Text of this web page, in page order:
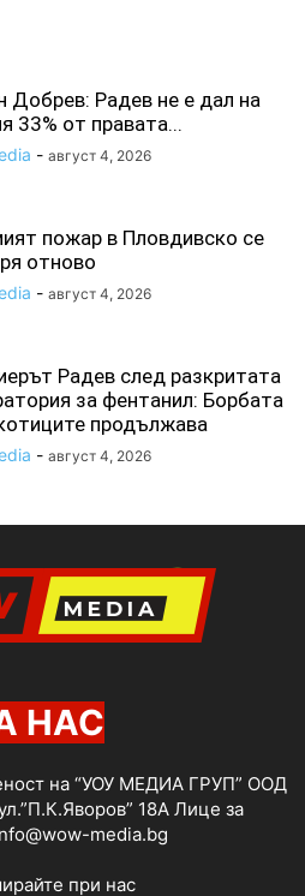
Добрев: Радев не е дал на
33% от правата...
- август 4, 2026
пожар в Пловдивско се
отново
- август 4, 2026
Радев след разкритата
за фентанил: Борбата
продължава
- август 4, 2026
НАС
на “УОУ МЕДИА ГРУП” ООД
18А Лице за
media.bg
при нас